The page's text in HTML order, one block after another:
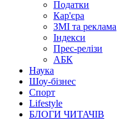
Податки
Кар'єра
ЗМІ та реклама
Індекси
Прес-релізи
АБК
Наука
Шоу-бізнес
Спорт
Lifestyle
БЛОГИ ЧИТАЧІВ